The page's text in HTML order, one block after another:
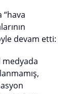
“hava
devam etti:
medyada